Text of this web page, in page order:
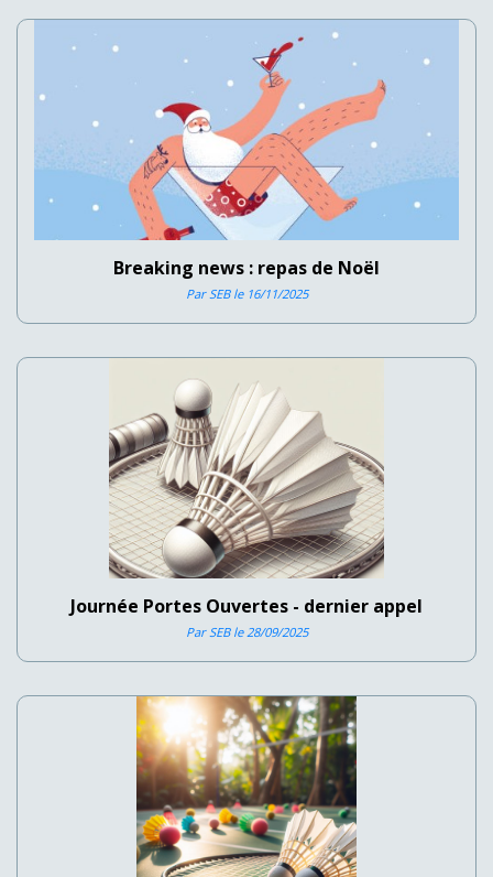
Breaking news : repas de Noël
Par SEB le 16/11/2025
Journée Portes Ouvertes - dernier appel
Par SEB le 28/09/2025